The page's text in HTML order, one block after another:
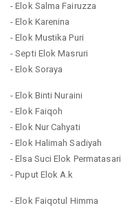
- Elok Salma Fairuzza
- Elok Karenina
- Elok Mustika Puri
- Septi Elok Masruri
- Elok Soraya
- Elok Binti Nuraini
- Elok Faiqoh
- Elok Nur Cahyati
- Elok Halimah Sadiyah
- Elsa Suci Elok Permatasari
- Puput Elok A.k
- Elok Faiqotul Himma